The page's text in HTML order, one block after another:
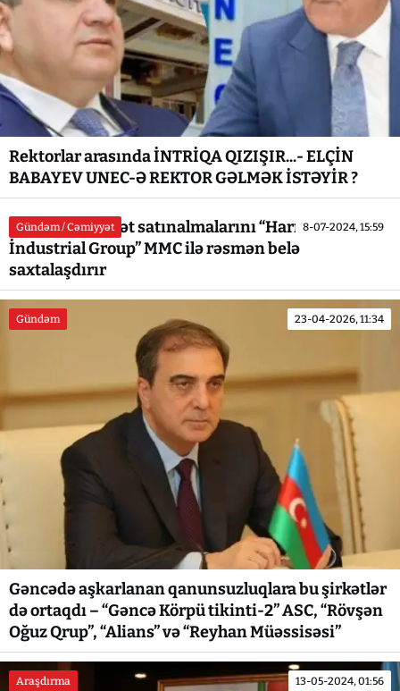
Rektorlar arasında İNTRİQA QIZIŞIR...- ELÇİN
BABAYEV UNEC-Ə REKTOR GƏLMƏK İSTƏYİR ?
Gündəm / Cəmiyyət 8-07-2024, 15:59
“Azərişıq” dövlət satınalmalarını “Harmony
İndustrial Group” MMC ilə rəsmən belə
saxtalaşdırır
Gündəm 23-04-2026, 11:34
Gəncədə aşkarlanan qanunsuzluqlara bu şirkətlər
də ortaqdı – “Gəncə Körpü tikinti-2” ASC, “Rövşən
Oğuz Qrup”, “Alians” və “Reyhan Müəssisəsi”
Araşdırma 13-05-2024, 01:56